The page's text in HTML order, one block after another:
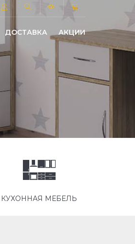
ДОСТАВКА АКЦИИ
КУХОННАЯ МЕБЕЛЬ